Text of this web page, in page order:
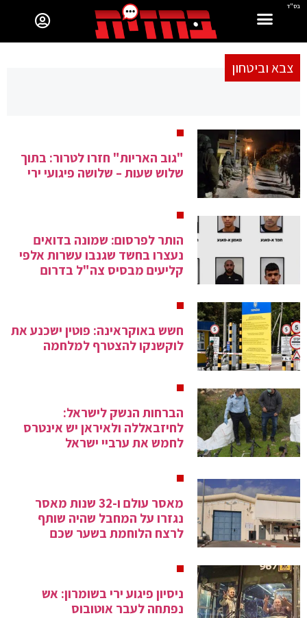
בס"ד
צבא וביטחון
"גוב האריות" חזרו לטרור: בתוך
שלוש שעות – שלושה פיגועי ירי
הותר לפרסום: שמונה בדואים
נעצרו בחשד שגנבו עשרות אלפי
קליעים מבסיס צה"ל בדרום
חשש באוקראינה: פוטין ישכנע את
לוקשנקו להצטרף למלחמה
הברחות הנשק לישראל:
לחיזבאללה ולאיראן יש אינטרס
לחמש את ערביי ישראל
מאסר עולם ו-32 שנות מאסר
נגזרו על המחבל שהיה שותף
לרצח הלוחמת בשער שכם
ניסיון פיגוע ירי בשומרון: אש
נפתחה לעבר אוטובוס